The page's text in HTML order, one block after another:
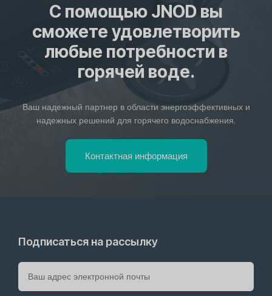
С помощью JNOD вы
сможете удовлетворить
любые потребности в
горячей воде.
Ваш надежный партнер в области энергоэффективных и
надежных решений для горячего водоснабжения.
Контактная информация
Подписаться на рассылку